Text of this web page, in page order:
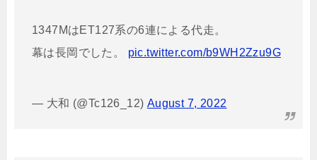
1347MはET127系の6連による代走。
幕は長岡でした。 pic.twitter.com/b9WH2Zzu9G
— 大和 (@Tc126_12) August 7, 2022